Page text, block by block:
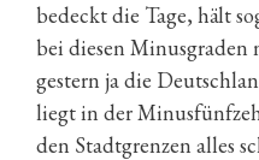
bedeckt die Tage, hält
bei diesen Minusgraden
gestern ja die
liegt in der
den Stadtgrenzen alles